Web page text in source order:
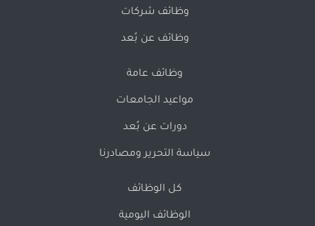
وظائف شركات
وظائف عن بُعد
وظائف عامة
مواعيد الجامعات
دورات عن بُعد
سياسة التحرير ومصادرنا
كل الوظائف
الوظائف اليومية